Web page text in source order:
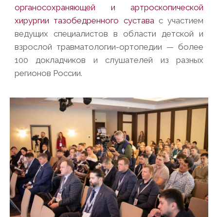
органосохраняющей и артроскопической
хирургии тазобедренного суставас участием
ведущих специалистов в области детской и
взрослой травматологии-ортопедии — более
100 докладчиков и слушателей из разных
регионов России.